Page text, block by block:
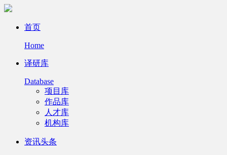
首页
Home
译研库
Database
项目库
作品库
人才库
机构库
资讯头条